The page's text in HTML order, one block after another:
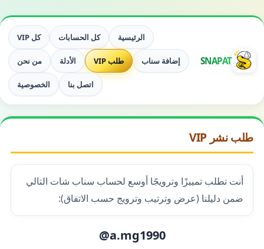
SNAPAT
الرئيسية كل الحسابات كل VIP
إضافة سناب طلب VIP الأدلة من نحن
اتصل بنا الخصوصية
طلب نشر VIP
أنت تطلب تمييزًا وترويجًا أوسع لحساب سناب شات التالي
ضمن دليلنا (عرض وترتيب وترويج حسب الاتفاق):
@a.mg1990